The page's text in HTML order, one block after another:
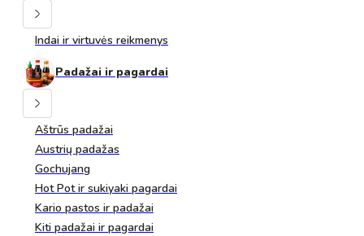
Indai ir virtuvės reikmenys
Padažai ir pagardai
Aštrūs padažai
Austrių padažas
Gochujang
Hot Pot ir sukiyaki pagardai
Kario pastos ir padažai
Kiti padažai ir pagardai